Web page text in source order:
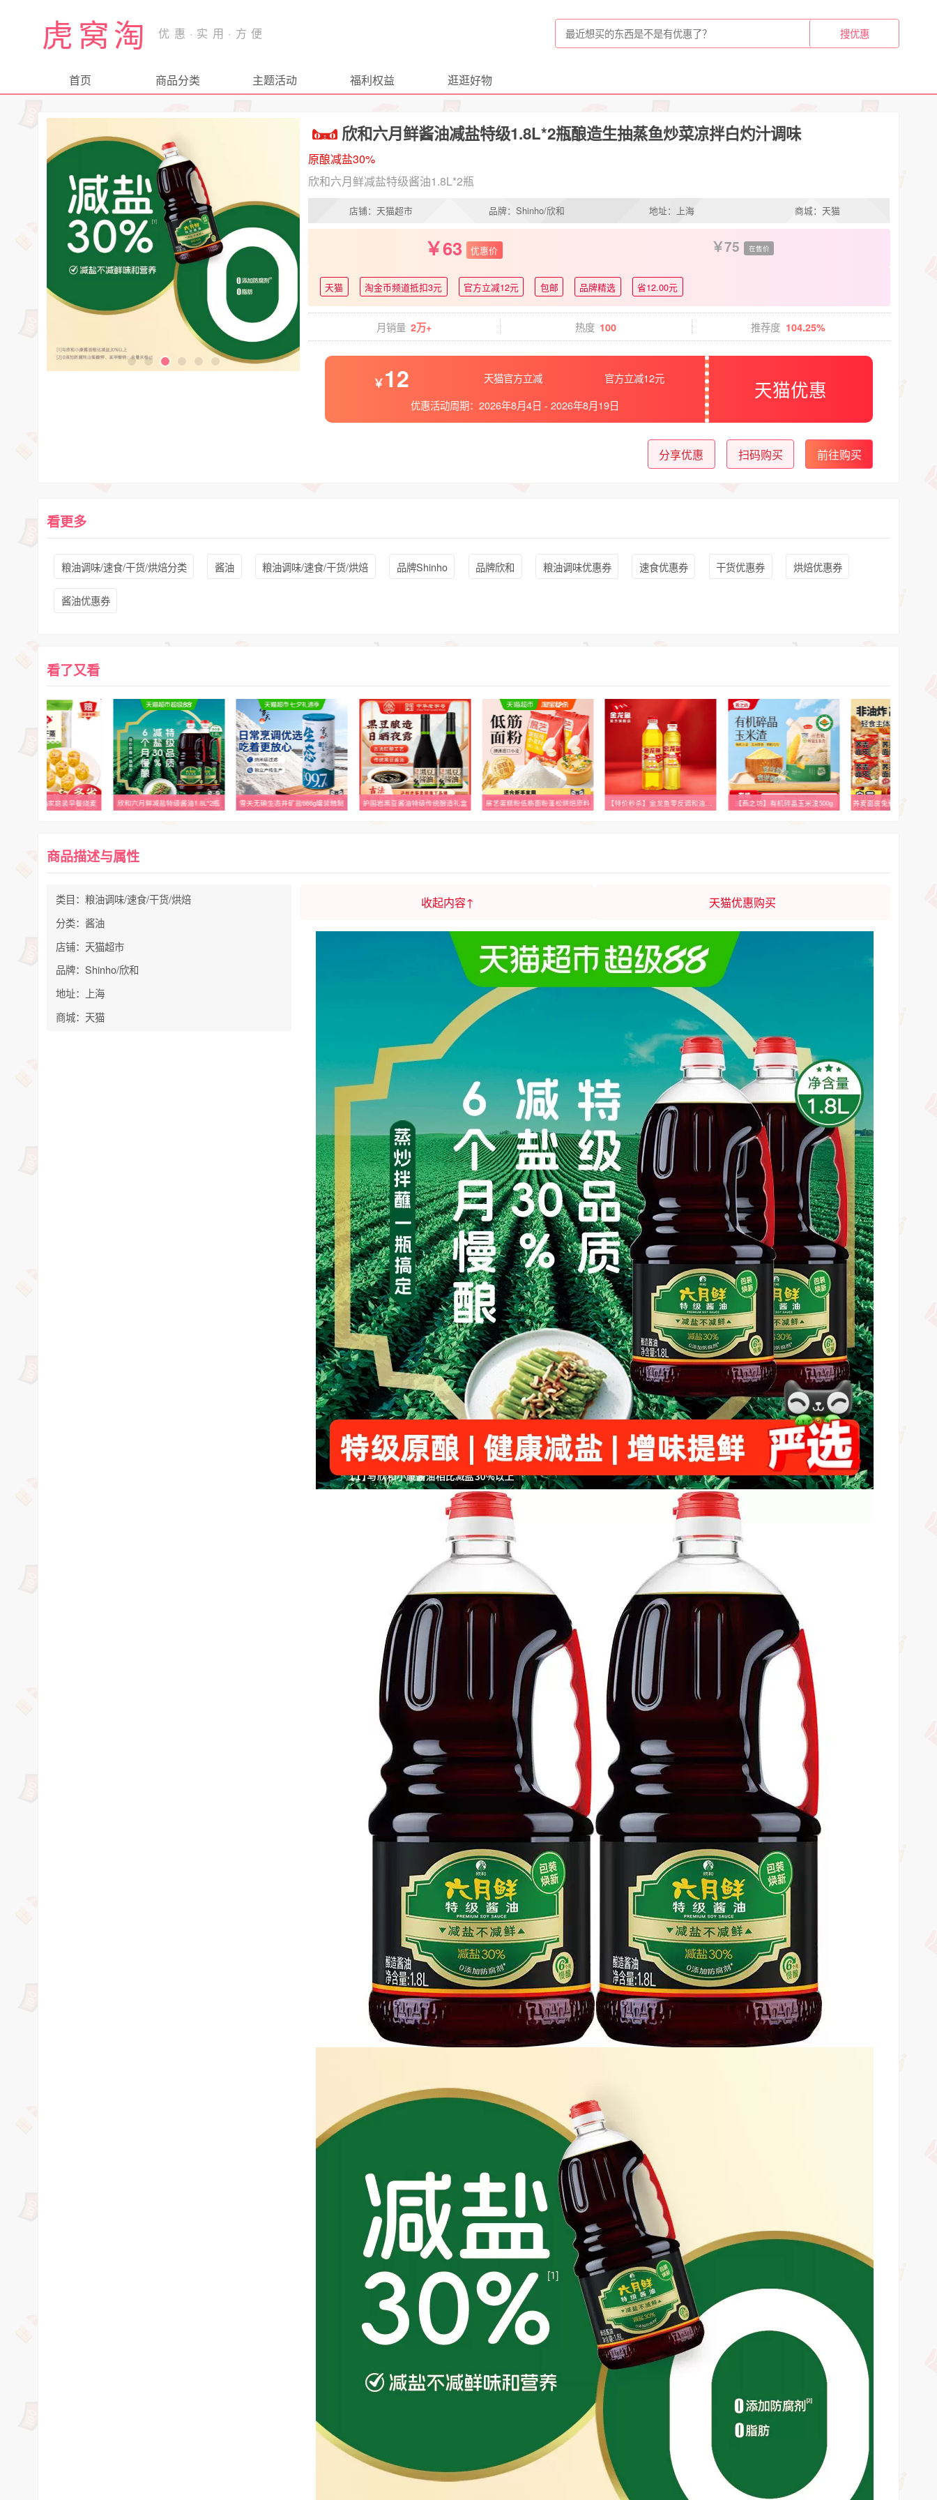
虎窝淘
首页 商品分类 主题活动 福利权益 逛逛好物
欣和六月鲜酱油减盐特级1.8L*2瓶酿造生抽蒸鱼炒菜凉拌白灼汁调味
原酿减盐30%
欣和六月鲜减盐特级酱油1.8L*2瓶
店铺：天猫超市 品牌：Shinho/欣和 地址：上海 商城：天猫
63 优惠价 75 在售价
天猫 淘金币频道抵扣3元 官方立减12元 包邮 品牌精选 省12.00元
月销量 2万+ 热度 100 推荐度 104.25%
12 天猫官方立减
官方立减12元
优惠活动周期： 2026年8月4日 - 2026年8月19日
天猫优惠
分享优惠 扫码购买 前往购买
看更多
粮油调味/速食/干货/烘焙分类 酱油 粮油调味/速食/干货/烘焙 品牌Shinho 品牌欣和 粮油调味优惠券 速食优惠券 干货优惠券 烘焙优惠券
酱油优惠券
看了又看
井港式干蒸1kg家庭装早餐烧麦 欣和六月鲜减盐特级酱油1.8L*2瓶 雪天无碘生态井矿盐666g罐装精制 护国岩黑豆酱油特级传统酿造礼盒 展艺蛋糕粉低筋面粉蓬松烘焙原料 【燕之坊】有机碎晶玉米渣500g
商品描述与属性
类目：粮油调味/速食/干货/烘焙
分类：酱油
店铺：天猫超市
品牌：Shinho/欣和
地址：上海
商城：天猫
收起内容↑ 天猫优惠购买